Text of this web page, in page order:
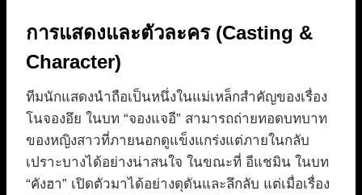
การแสดงและตัวละคร (Casting &
Character)
ทีมนักแสดงนำถือเป็นหนึ่งในแม่เหล็กสำคัญของเรื่อง
โนจองอึย ในบท “จองแจอี” สามารถถ่ายทอดบทบาท
ของหญิงสาวที่ภายนอกดูแข็งแกร่งแต่ภายในกลับ
เปราะบางได้อย่างน่าสนใจ ในขณะที่ อีแชมิน ในบท
“คังฮา” เปิดตัวมาได้อย่างดุดันและลึกลับ แต่เมื่อเรื่อง